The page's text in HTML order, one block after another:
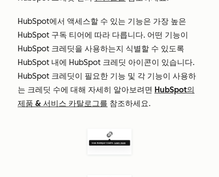
HubSpot에서 액세스할 수 있는 기능은 가장 높은
HubSpot 구독 티어에 따라 다릅니다. 어떤 기능이
HubSpot 크레딧을 사용하는지 식별할 수 있도록
HubSpot 내에 HubSpot 크레딧 아이콘이 있습니다.
HubSpot 크레딧이 필요한 기능 및 각 기능이 사용하
는 크레딧 수에 대해 자세히 알아보려면 HubSpot의
제품 & 서비스 카탈로그를 참조하세요.